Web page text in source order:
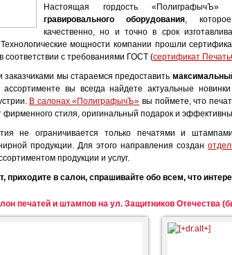
Настоящая гордость
гравировального оборудования,
качественно, но и точно в срок
мощности компании прошли
соответствии с требованиями ГОСТ (сертификат
мы стараемся предоставить
вы всегда найдете актуальные
В салонах «ПолиграфычЪ» вы поймете, что
фирменного стиля, оригинальный подарок и
не ограничивается только печатями и
продукции. Для этого направления создан
продукции и услуг.
приходите в салон, спрашивайте обо всем, что
печатей и штампов на ул. Защитников Отечества